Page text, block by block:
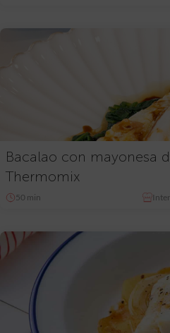
Bacalao con mayonesa
Thermomix
50 min